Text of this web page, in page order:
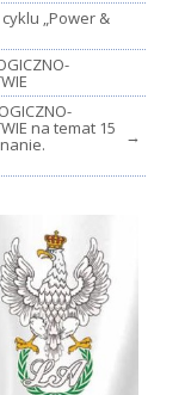
„Power &
na temat 15 →